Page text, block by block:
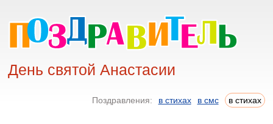
День святой Анастасии
Поздравления: в стихах в смс в стихах